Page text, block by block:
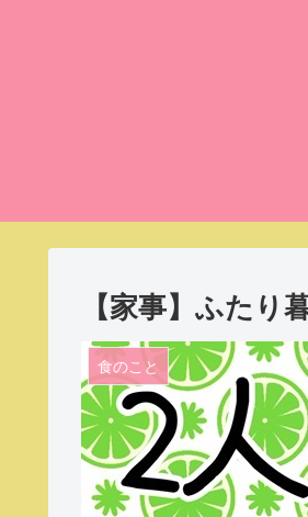
【家事】ふたり
食のこと